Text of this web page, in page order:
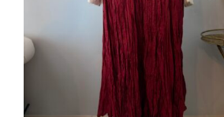
Bordo Kırışık Dokulu Etek